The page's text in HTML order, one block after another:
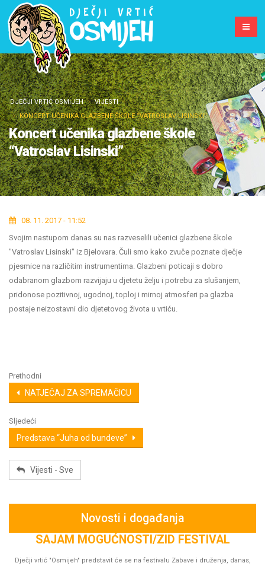
DJEČJI VRTIĆ OSMIJEH
VIJESTI
KONCERT UČENIKA GLAZBENE ŠKOLE “VATROSLAV LISINSKI”
Koncert učenika glazbene škole
“Vatroslav Lisinski”
08. 11. 2017 - 11:52
Svojim nastupom danas su nas razveselili učenici glazbene škole
"Vatroslav Lisinski" iz Bjelovara. Čuli smo kako zvuče poznate dječje
pjesmice na različitim instrumentima. Glazbeni poticaji s dobro
odabranom glazbom razvijaju u djetetu želju i potrebu za slušanjem,
pridonose pozitivnoj, ugodnoj, toploj i mirnoj atmosferi pa glazba
postaje neizostavni dio djetetovog života u vrtiću.
Prethodni
NATJEČAJ ZA SPREMAČICU
Sljedeći
Predstava “Juha od bundeve”
Vijesti - Sve
Novosti i događanja
FESTIVAL
i druženja, danas,